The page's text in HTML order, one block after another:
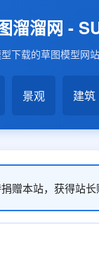
溜溜网 -
下载的草图模型网
景观 建筑
赠本站，获得站长